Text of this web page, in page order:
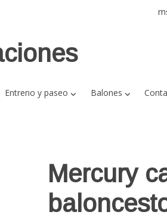
Entreno y paseo Balones
Mercury